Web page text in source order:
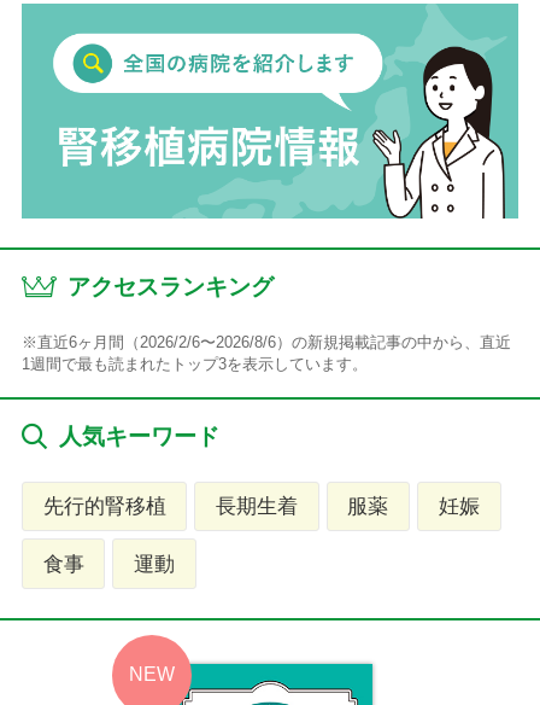
アクセスランキング
※直近6ヶ月間（2026/2/6〜2026/8/6）の新規掲載記事の中から、直近
1週間で最も読まれたトップ3を表示しています。
人気キーワード
先行的腎移植 長期生着 服薬 妊娠
食事 運動